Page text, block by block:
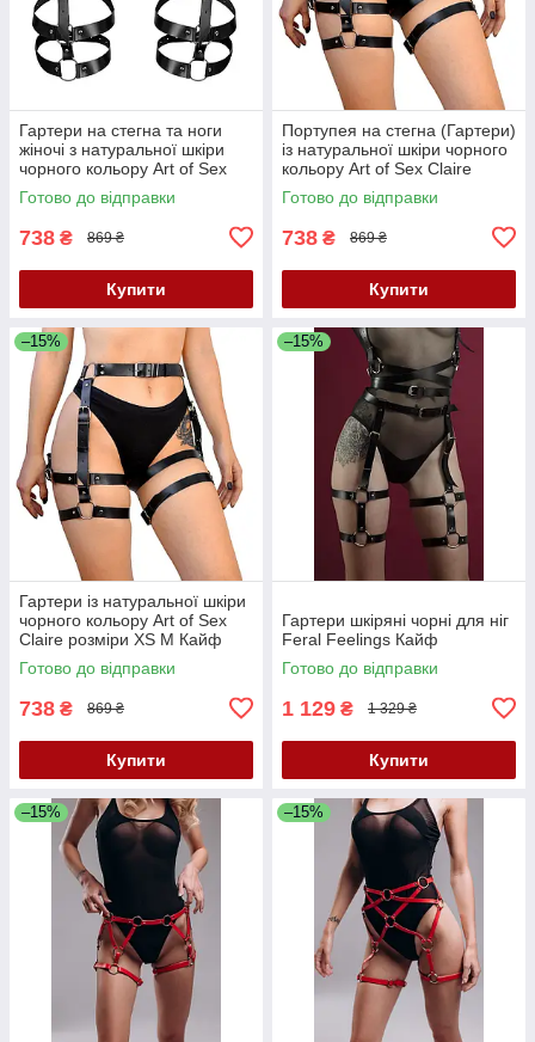
Гартери на стегна та ноги
жіночі з натуральної шкіри
чорного кольору Art of Sex
Melani розміри L 2XL Кайф
Готово до відправки
738 ₴ 869 ₴
Купити
Портупея на стегна (Гартери)
із натуральної шкіри чорного
кольору Art of Sex Claire
розміри L 2XL Кайф
Готово до відправки
738 ₴ 869 ₴
Купити
–15%
Гартери із натуральної шкіри
чорного кольору Art of Sex
Claire розміри XS М Кайф
Готово до відправки
738 ₴ 869 ₴
Купити
–15%
Гартери шкіряні чорні для ніг
Feral Feelings Кайф
Готово до відправки
1 129 ₴ 1 329 ₴
Купити
–15% –15%